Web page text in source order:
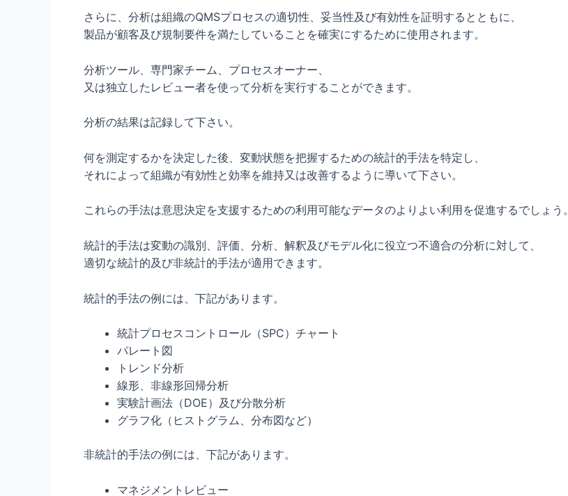
さらに、分析は組織のQMSプロセスの適切性、妥当性及び有効性を証明するとともに、
製品が顧客及び規制要件を満たしていることを確実にするために使用されます。
分析ツール、専門家チーム、プロセスオーナー、
又は独立したレビュー者を使って分析を実行することができます。
分析の結果は記録して下さい。
何を測定するかを決定した後、変動状態を把握するための統計的手法を特定し、
それによって組織が有効性と効率を維持又は改善するように導いて下さい。
これらの手法は意思決定を支援するための利用可能なデータのよりよい利用を促進するでしょう。
統計的手法は変動の識別、評価、分析、解釈及びモデル化に役立つ不適合の分析に対して、
適切な統計的及び非統計的手法が適用できます。
統計的手法の例には、下記があります。
統計プロセスコントロール（SPC）チャート
パレート図
トレンド分析
線形、非線形回帰分析
実験計画法（DOE）及び分散分析
グラフ化（ヒストグラム、分布図など）
非統計的手法の例には、下記があります。
マネジメントレビュー